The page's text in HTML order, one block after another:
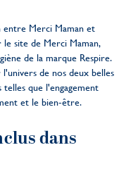
entre Merci Maman et
le site de Merci Maman,
de la marque Respire.
de nos deux belles
telles que l'engagement
et le bien-être.
dans